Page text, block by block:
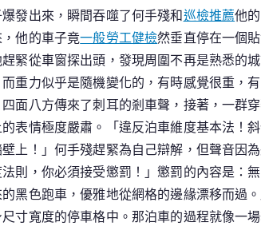
發出來，瞬間吞噬了何手殘和巡檢推薦他
他的車子竟一般勞工健檢然垂直停在一個
緊從車窗探出頭，發現周圍不再是熟悉的
重力似乎是隨機變化的，有時感覺很重，
面八方傳來了刺耳的剎車聲，接著，一群
表情極度嚴肅。「違反泊車維度基本法！
壁上！」何手殘趕緊為自己辯解，但聲音
則，你必須接受懲罰！」懲罰的內容是：
黑色跑車，優雅地從網格的邊緣漂移而過
寸寬度的停車格中。那泊車的過程就像一